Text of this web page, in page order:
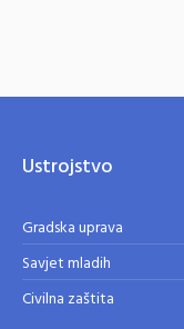
Ustrojstvo
Gradska uprava
Savjet mladih
Civilna zaštita